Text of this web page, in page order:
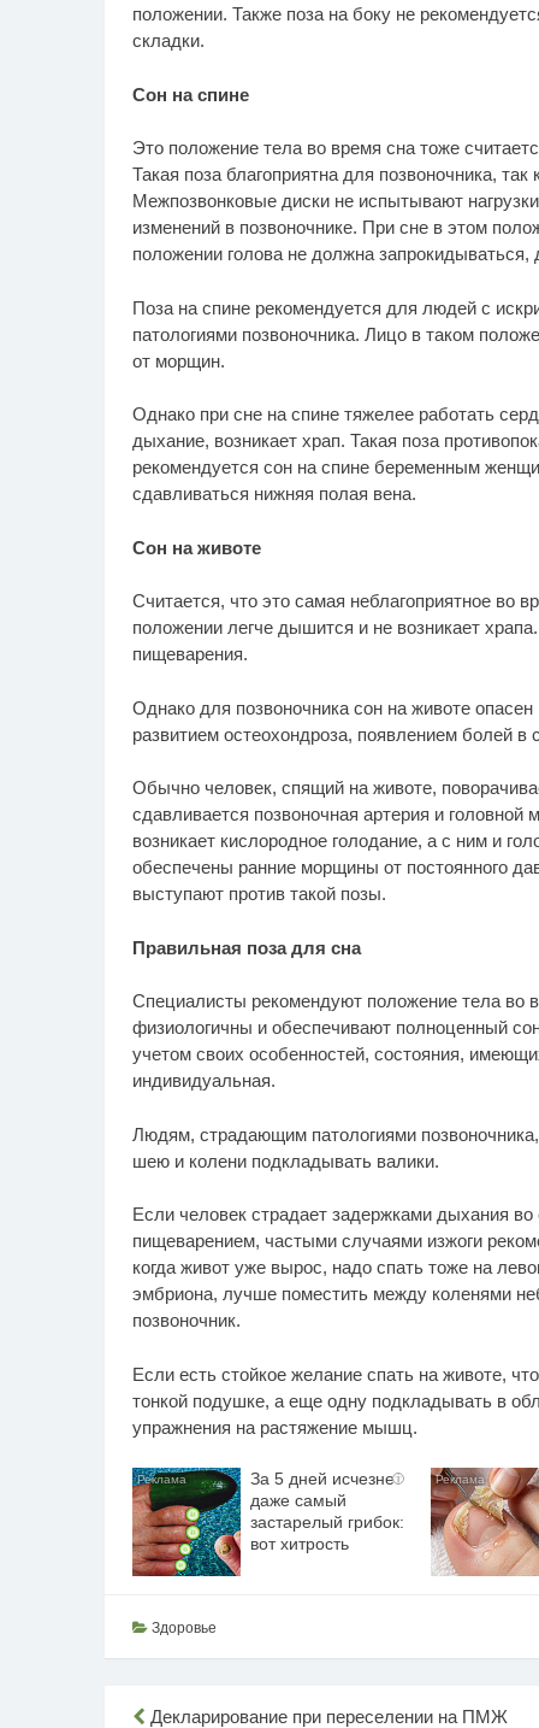
положении. Также поза на боку не
складки.
Сон на спине
Это положение тела во время сна тоже
Такая поза благоприятна для позвоночника,
Межпозвонковые диски не испытывают
изменений в позвоночнике. При сне в этом
положении голова не должна
Поза на спине рекомендуется для людей с
патологиями позвоночника. Лицо в таком
от морщин.
Однако при сне на спине тяжелее работать
дыхание, возникает храп. Такая поза
рекомендуется сон на спине беременным
сдавливаться нижняя полая вена.
Сон на животе
Считается, что это самая неблагоприятное во
положении легче дышится и не возникает
пищеварения.
Однако для позвоночника сон на животе
развитием остеохондроза, появлением болей в
Обычно человек, спящий на животе,
сдавливается позвоночная артерия и головной
возникает кислородное голодание, а с ним и
обеспечены ранние морщины от постоянного
выступают против такой позы.
Правильная поза для сна
Специалисты рекомендуют положение тела во
физиологичны и обеспечивают полноценный
учетом своих особенностей, состояния,
индивидуальная.
Людям, страдающим патологиями
шею и колени подкладывать валики.
Если человек страдает задержками дыхания
пищеварением, частыми случаями изжоги
когда живот уже вырос, надо спать тоже на
эмбриона, лучше поместить между коленями
позвоночник.
Если есть стойкое желание спать на животе,
тонкой подушке, а еще одну подкладывать в
упражнения на растяжение мышц.
i
За 5 дней исчезнет
даже самый
застарелый грибок:
вот хитрость
Здоровье
Декларирование при переселении на ПМЖ